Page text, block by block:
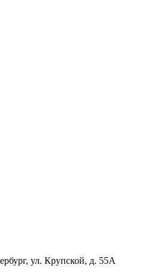
ул. Крупской, д. 55А